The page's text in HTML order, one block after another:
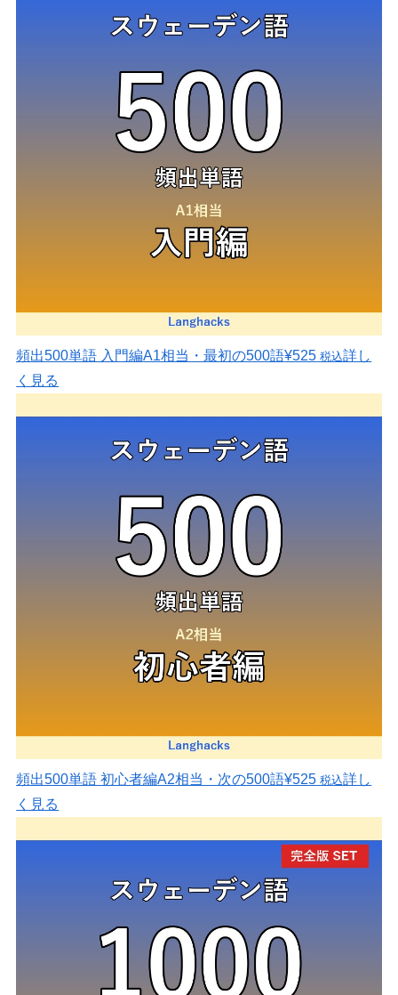
頻出500単語 入門編A1相当・最初の500語¥525 税込詳し
く見る
頻出500単語 初心者編A2相当・次の500語¥525 税込詳し
く見る